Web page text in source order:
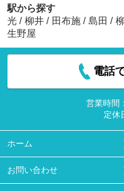
駅から探す
光 / 柳井 / 田布施 / 島田 /
生野屋
電話
営業時間：
定休
ホーム
お問い合わせ